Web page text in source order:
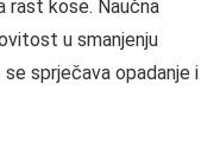
rast kose. Naučna
u smanjenju
sprječava opadanje i